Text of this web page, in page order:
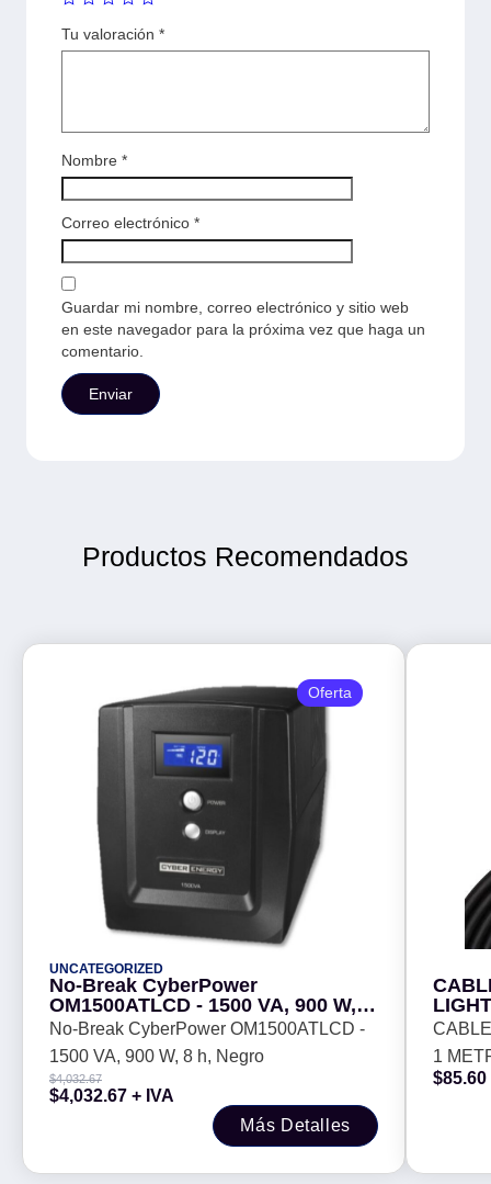
Tu valoración *
Nombre *
Correo electrónico *
Guardar mi nombre, correo electrónico y sitio web
en este navegador para la próxima vez que haga un
comentario.
Productos Recomendados
UNCATEGORIZED
No-Break CyberPower
OM1500ATLCD - 1500 VA, 900 W, 8
h, Negro
No-Break CyberPower OM1500ATLCD -
1500 VA, 900 W, 8 h, Negro
$4,032.67
$4,032.67 + IVA
Más Detalles
Oferta
1
$85.60